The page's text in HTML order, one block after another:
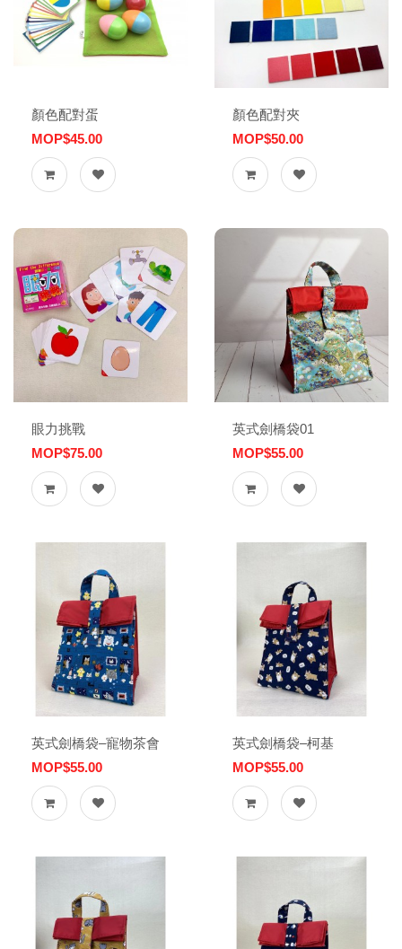
顏色配對蛋
MOP$45.00
顏色配對夾
MOP$50.00
眼力挑戰
MOP$75.00
英式劍橋袋01
MOP$55.00
英式劍橋袋–寵物茶會
MOP$55.00
英式劍橋袋–柯基
MOP$55.00